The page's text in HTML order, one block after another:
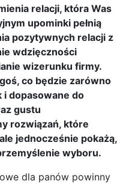
relacji, która Was
upominki pełnią
pozytywnych relacji z
wdzięczności
wizerunku firmy.
co będzie zarówno
i dopasowane do
gustu
rozwiązań, które
jednocześnie pokażą,
wyboru.
dla panów powinny